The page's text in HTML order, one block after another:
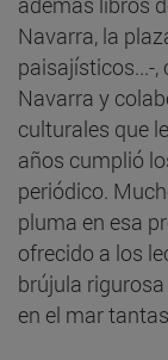
Navarra, la
paisajísticos...-,
Navarra y
culturales que
años cumplió
periódico.
pluma en esa
ofrecido a los
brújula
en el mar